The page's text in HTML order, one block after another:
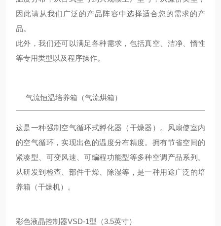
因此请从我们广泛的产品阵容中选择适合您的需求的产
品。
此外，我们还可以满足各种需求，包括真空、洁净、惰性
等专用类型以及程序操作。
气流恒温培养箱（气流烘箱）
这是一种强制空气循环式孵化器（干燥器）。风扇使室内
的空气循环，实现出色的温度分布精度。拥有节省空间的
紧凑型、可变风速、可编程功能型等多种空调产品系列。
从研发到检查、部件干燥、除湿等，是一种用途广泛的培
养箱（干燥机）。
彩色液晶控制器VSD-1型（3.5英寸）